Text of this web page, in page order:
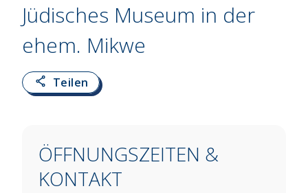
Jüdisches Museum in der
ehem. Mikwe
Teilen
ÖFFNUNGSZEITEN &
KONTAKT